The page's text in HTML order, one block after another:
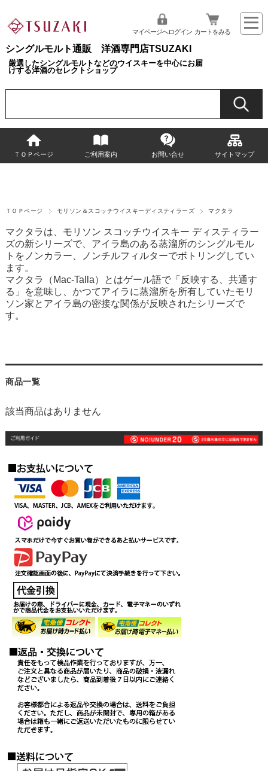
シングルモルト通販 洋酒専門店TSUZAKI
厳選したシングルモルトなどのウイスキーを中心にお届
けする洋酒のセレクトショップ
マイページへログイン カートをみる
ＴＯＰページ ご利用案内 お問い合せ サイトマップ
ＴＯＰページ モリソン＆スコッチウイスキーディスティラーズ マクタラ
マクタラは、モリソン スコッチウイスキー ディスティラー
ズの新シリーズで、アイラ島のある蒸溜所のシングルモル
トをノンカラー、ノンチルフィルターでボトリングしてい
ます。
マクタラ（Mac-Talla）とはゲール語で「反映する、共通す
る」を意味し、かつてアイラに蒸溜所を所有していたモリ
ソン家とアイラ島の密接な関係が反映されたシリーズで
す。
商品一覧
該当商品はありません